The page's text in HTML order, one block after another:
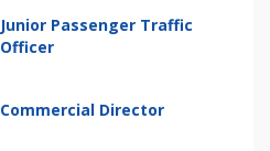
Junior Passenger Traffic
Officer
Commercial Director